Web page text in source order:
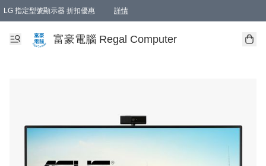
LG 指定型號顯示器 折扣優惠 詳情
富豪電腦 Regal Computer